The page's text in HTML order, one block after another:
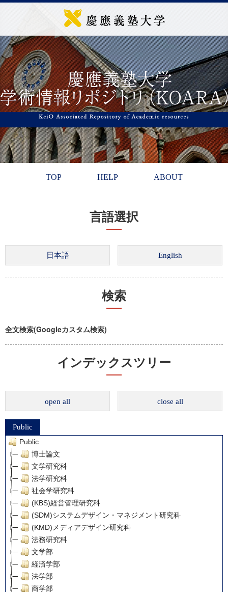
TOP HELP ABOUT
言語選択
検索
全文検索(Googleカスタム検索)
インデックスツリー
open all close all
Public
Public
博士論文
文学研究科
法学研究科
社会学研究科
(KBS)経営管理研究科
(SDM)システムデザイン・マネジメント研究科
(KMD)メディアデザイン研究科
法務研究科
文学部
経済学部
法学部
商学部